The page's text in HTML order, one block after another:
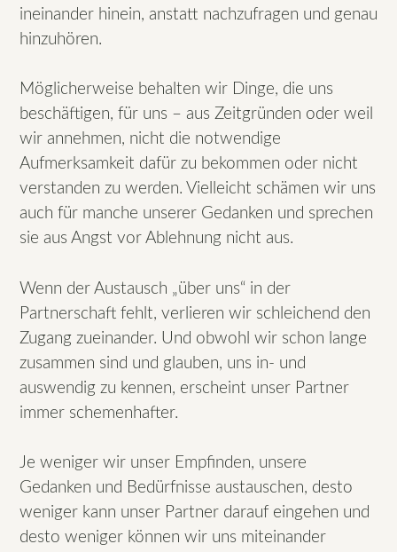
ineinander hinein, anstatt nachzufragen und genau
hinzuhören.
Möglicherweise behalten wir Dinge, die uns
beschäftigen, für uns – aus Zeitgründen oder weil
wir annehmen, nicht die notwendige
Aufmerksamkeit dafür zu bekommen oder nicht
verstanden zu werden. Vielleicht schämen wir uns
auch für manche unserer Gedanken und sprechen
sie aus Angst vor Ablehnung nicht aus.
Wenn der Austausch „über uns“ in der
Partnerschaft fehlt, verlieren wir schleichend den
Zugang zueinander. Und obwohl wir schon lange
zusammen sind und glauben, uns in- und
auswendig zu kennen, erscheint unser Partner
immer schemenhafter.
Je weniger wir unser Empfinden, unsere
Gedanken und Bedürfnisse austauschen, desto
weniger kann unser Partner darauf eingehen und
desto weniger können wir uns miteinander